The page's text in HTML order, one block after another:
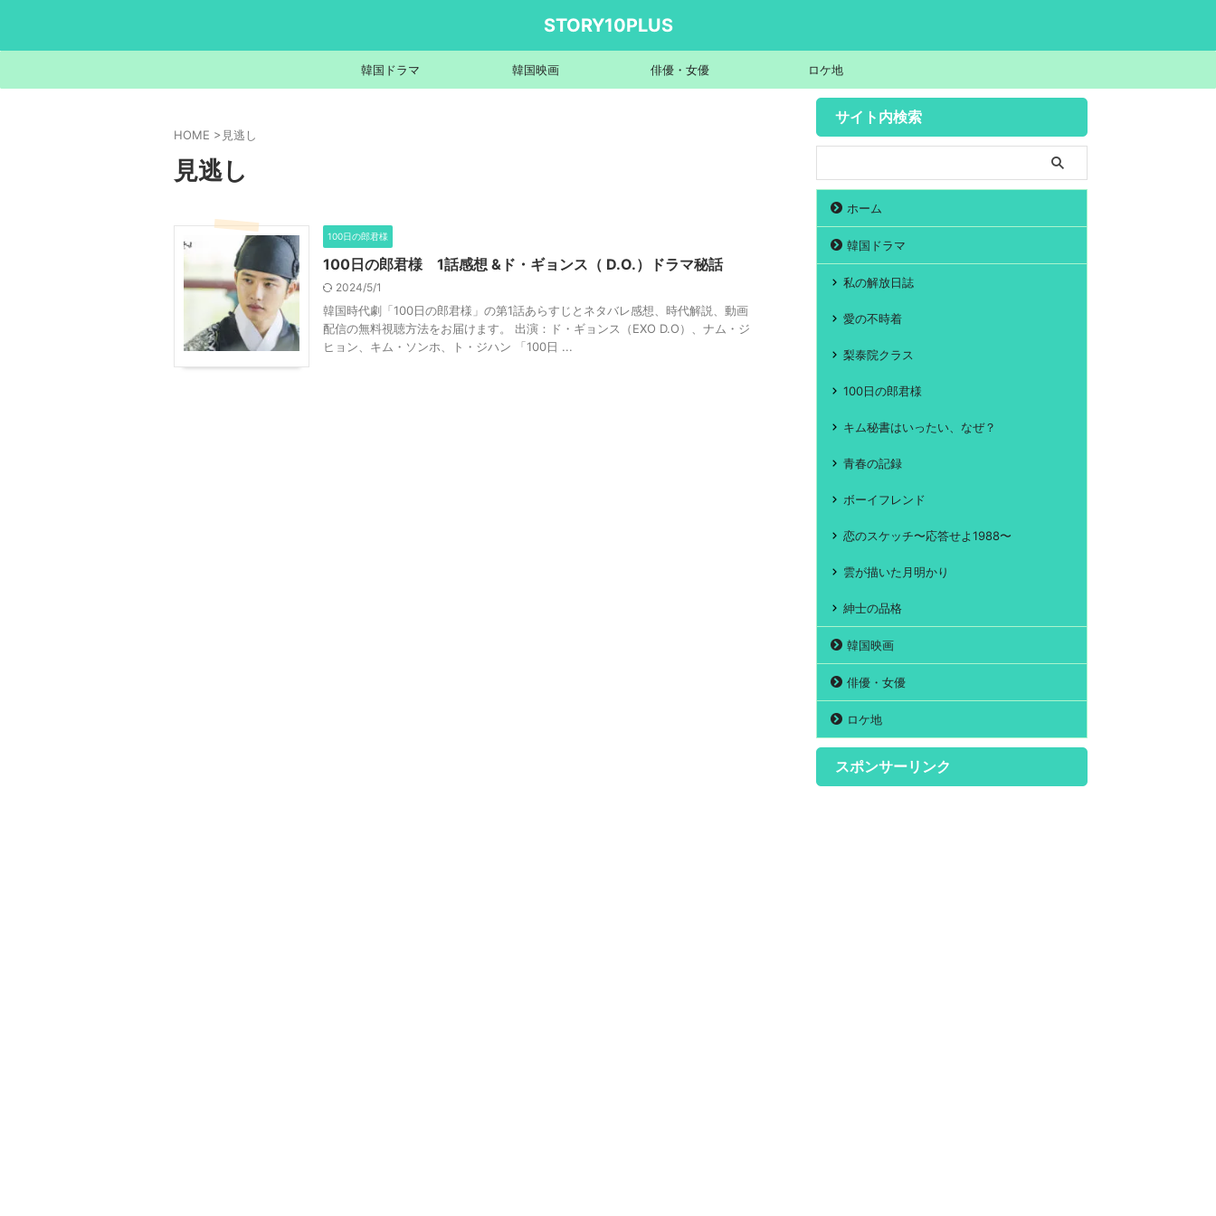
STORY10PLUS
韓国ドラマ 韓国映画 俳優・女優 ロケ地
HOME >見逃し
見逃し
100日の郎君様
100日の郎君様 1話感想 &ド・ギョンス（ D.O.）ドラマ秘話
2024/5/1
韓国時代劇「100日の郎君様」の第1話あらすじとネタバレ感想、時代解説、動画
配信の無料視聴方法をお届けます。 出演：ド・ギョンス（EXO D.O）、ナム・ジ
ヒョン、キム・ソンホ、ト・ジハン 「100日 ...
サイト内検索
ホーム
韓国ドラマ
私の解放日誌
愛の不時着
梨泰院クラス
100日の郎君様
キム秘書はいったい、なぜ？
青春の記録
ボーイフレンド
恋のスケッチ〜応答せよ1988〜
雲が描いた月明かり
紳士の品格
韓国映画
俳優・女優
ロケ地
スポンサーリンク